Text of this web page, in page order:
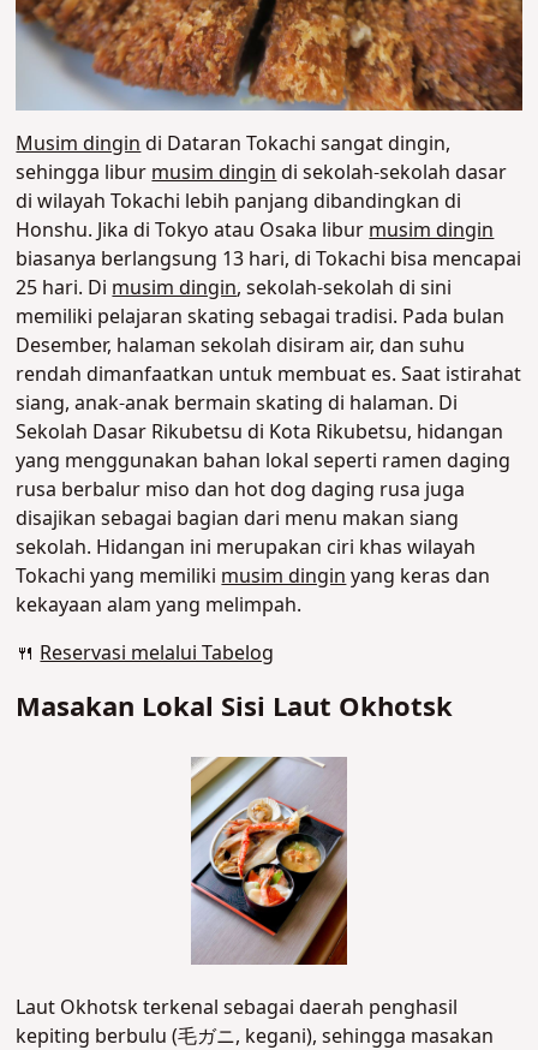
Musim dingindi Dataran Tokachi sangat dingin,
sehingga liburmusim dingindi sekolah-sekolah dasar
di wilayah Tokachi lebih panjang dibandingkan di
Honshu. Jika di Tokyo atau Osaka liburmusim dingin
biasanya berlangsung 13 hari, di Tokachi bisa mencapai
25 hari. Dimusim dingin, sekolah-sekolah di sini
memiliki pelajaran skating sebagai tradisi. Pada bulan
Desember, halaman sekolah disiram air, dan suhu
rendah dimanfaatkan untuk membuat es. Saat istirahat
siang, anak-anak bermain skating di halaman. Di
Sekolah Dasar Rikubetsu di Kota Rikubetsu, hidangan
yang menggunakan bahan lokal seperti ramen daging
rusa berbalur miso dan hot dog daging rusa juga
disajikan sebagai bagian dari menu makan siang
sekolah. Hidangan ini merupakan ciri khas wilayah
Tokachi yang memilikimusim dinginyang keras dan
kekayaan alam yang melimpah.
🍴Reservasi melalui Tabelog
Masakan Lokal Sisi Laut Okhotsk
Laut Okhotsk terkenal sebagai daerah penghasil
kepiting berbulu (毛ガニ, kegani), sehingga masakan